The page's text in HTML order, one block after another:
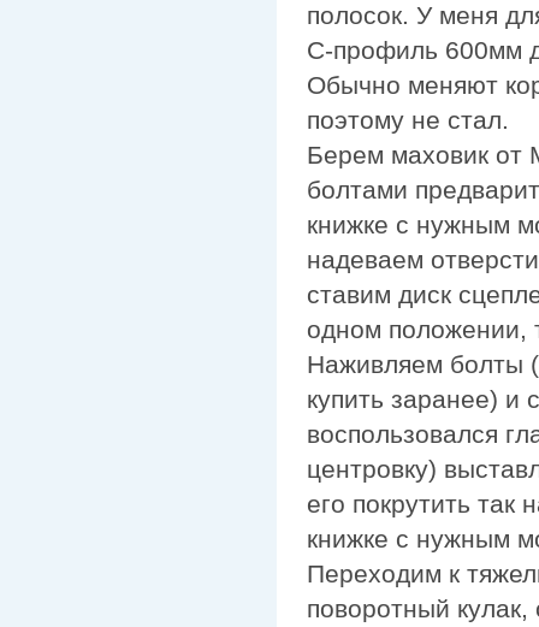
полосок. У меня
С-профиль 600мм
Обычно меняют
поэтому не стал.
Берем маховик от
болтами
книжке с нужным
надеваем
ставим диск
одном положении,
Наживляем болты
купить заранее) и
воспользовался
центровку)
его покрутить
книжке с нужным
Переходим к
поворотный